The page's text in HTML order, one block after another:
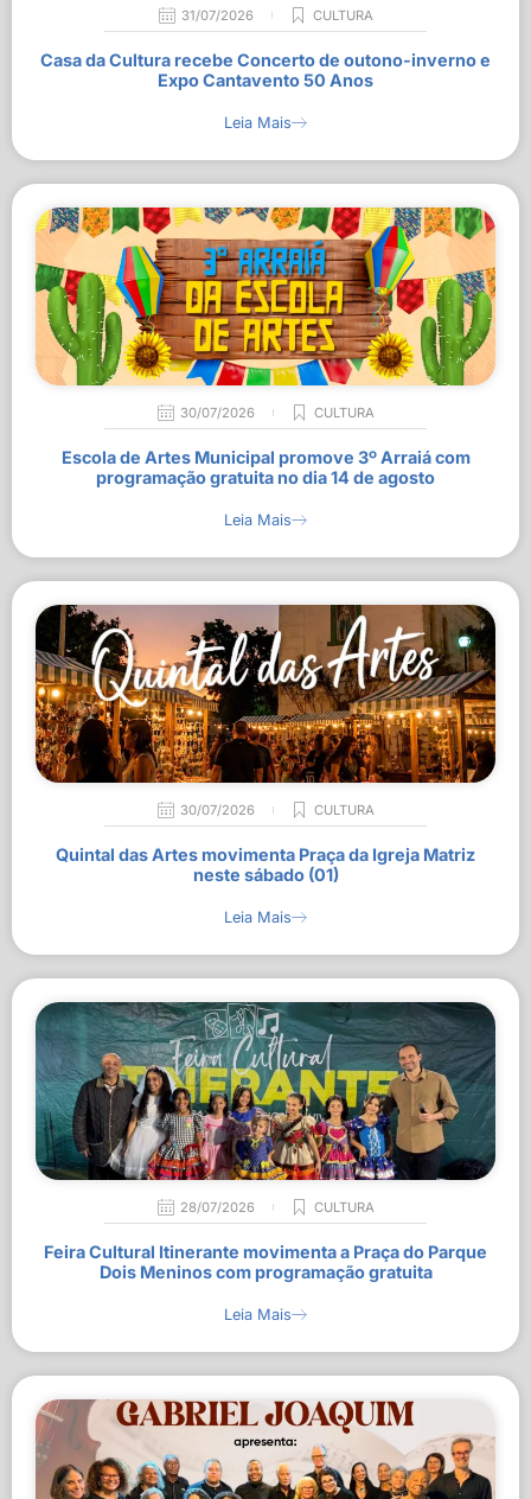
31/07/2026 CULTURA
Casa da Cultura recebe Concerto de outono-inverno e
Expo Cantavento 50 Anos
Leia Mais
30/07/2026 CULTURA
Escola de Artes Municipal promove 3º Arraiá com
programação gratuita no dia 14 de agosto
Leia Mais
30/07/2026 CULTURA
Quintal das Artes movimenta Praça da Igreja Matriz
neste sábado (01)
Leia Mais
28/07/2026 CULTURA
Feira Cultural Itinerante movimenta a Praça do Parque
Dois Meninos com programação gratuita
Leia Mais